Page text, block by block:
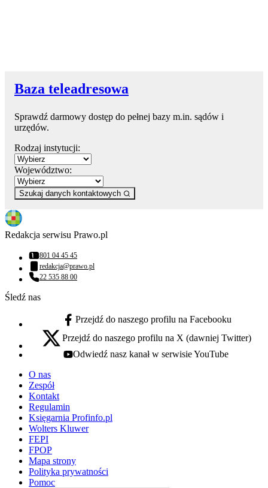
Baza teleadresowa
Sprawdź darmowy dostęp do pełnej bazy m.in. sądów i
urzędów.
Rodzaj instytucji:
Województwo:
Szukaj danych kontaktowych
Redakcja serwisu Prawo.pl
Numer telefonu:
801 04 45 45
Adres email:
redakcja@prawo.pl
Numer telefonu:
22 535 88 00
Śledź nas
facebook - otwiera się w nowej karcie
Przejdź do naszego profilu na Facebooku
x - otwiera się w nowej karcie
Przejdź do naszego profilu na X (dawniej Twitter)
youtube - otwiera się w nowej karcie
Odwiedź nasz kanał w serwisie YouTube
O nas
Zespół
Kontakt
Regulamin
Księgarnia Profinfo.pl
Wolters Kluwer
FEPI
FPOP
Mapa strony
Polityka prywatności
Pomoc